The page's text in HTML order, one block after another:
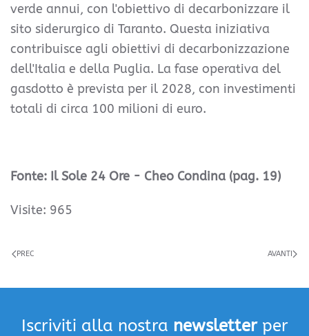
verde annui, con l'obiettivo di decarbonizzare il
sito siderurgico di Taranto. Questa iniziativa
contribuisce agli obiettivi di decarbonizzazione
dell'Italia e della Puglia. La fase operativa del
gasdotto è prevista per il 2028, con investimenti
totali di circa 100 milioni di euro.
Fonte: Il Sole 24 Ore - Cheo Condina (pag. 19)
Visite: 965
PREC AVANTI
Iscriviti alla nostra newsletterper